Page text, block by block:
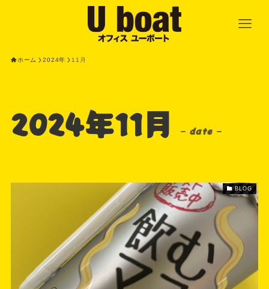
ホーム 2024年 11月
2024年11月 – date –
BLOG